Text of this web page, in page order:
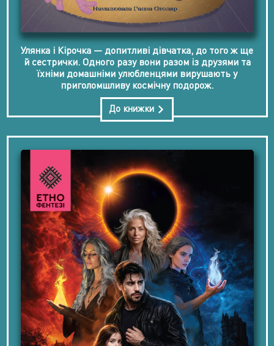
Улянка і Кірочка — допитливі дівчатка, до того ж ще
й сестрички. Одного разу вони разом із друзями та
їхніми домашніми улюбленцями вирушають у
приголомшливу космічну подорож.
До книжки